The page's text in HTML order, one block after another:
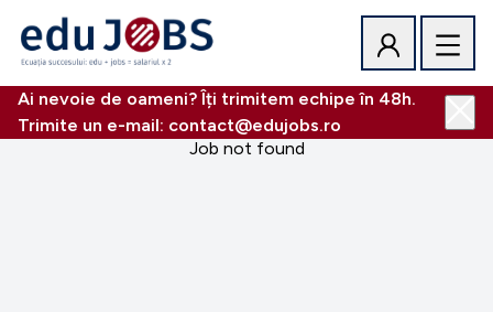
Ai nevoie de oameni? Îți trimitem echipe în 48h.
Trimite un e-mail: contact@edujobs.ro
Job not found